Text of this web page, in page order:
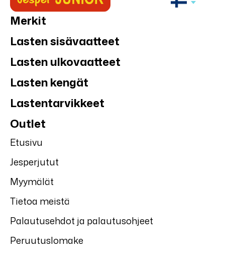
Merkit
Lasten sisävaatteet
Lasten ulkovaatteet
Lasten kengät
Lastentarvikkeet
Outlet
Etusivu
Jesperjutut
Myymälät
Tietoa meistä
Palautusehdot ja palautusohjeet
Peruutuslomake